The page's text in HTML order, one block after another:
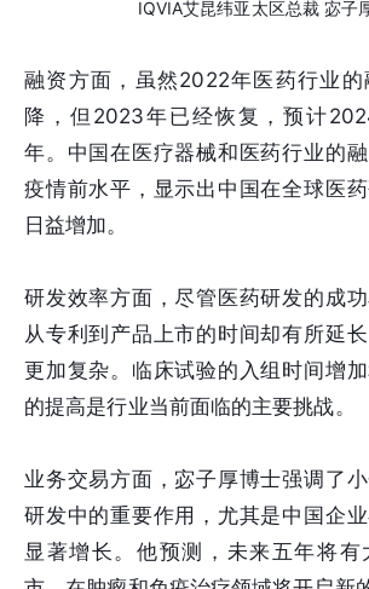
IQVIA艾昆纬亚太区总裁 宓子
融资方面，虽然2022年医药行业
降，但2023年已经恢复，预计
年。中国在医疗器械和医药行业的
疫情前水平，显示出中国在全球医
日益增加。
研发效率方面，尽管医药研发的成
从专利到产品上市的时间却有所延
更加复杂。临床试验的入组时间增
的提高是行业当前面临的主要挑战。
业务交易方面，宓子厚博士强调了
研发中的重要作用，尤其是中国企
显著增长。他预测，未来五年将有